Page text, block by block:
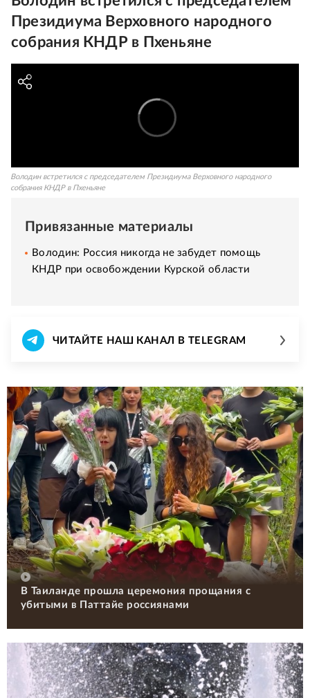
Президиума Верховного народного
собрания КНДР в Пхеньяне
Володин встретился с председателем Президиума Верховного народного
собрания КНДР в Пхеньяне
Привязанные материалы
Володин: Россия никогда не забудет помощь
КНДР при освобождении Курской области
ЧИТАЙТЕ НАШ КАНАЛ В TELEGRAM
В Таиланде прошла церемония прощания с
убитыми в Паттайе россиянами